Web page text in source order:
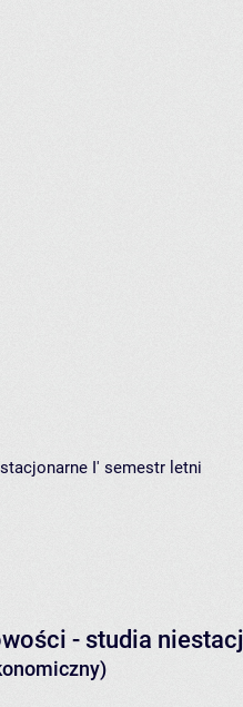
I' semestr letni
- studia